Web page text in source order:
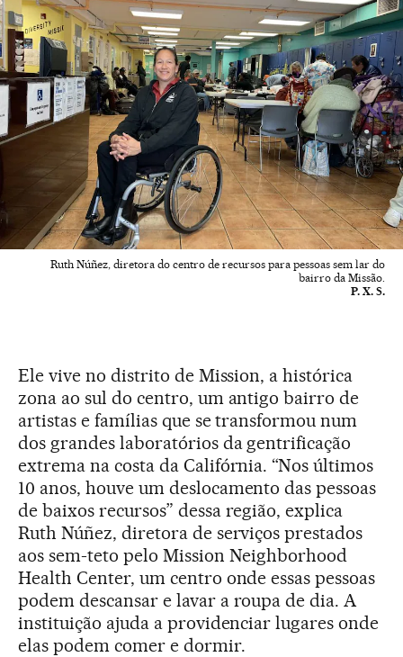
Ruth Núñez, diretora do centro de recursos para pessoas sem lar do
bairro da Missão.
P. X. S.
Ele vive no distrito de Mission, a histórica
zona ao sul do centro, um antigo bairro de
artistas e famílias que se transformou num
dos grandes laboratórios da gentrificação
extrema na costa da Califórnia. “Nos últimos
10 anos, houve um deslocamento das pessoas
de baixos recursos” dessa região, explica
Ruth Núñez, diretora de serviços prestados
aos sem-teto pelo Mission Neighborhood
Health Center, um centro onde essas pessoas
podem descansar e lavar a roupa de dia. A
instituição ajuda a providenciar lugares onde
elas podem comer e dormir.